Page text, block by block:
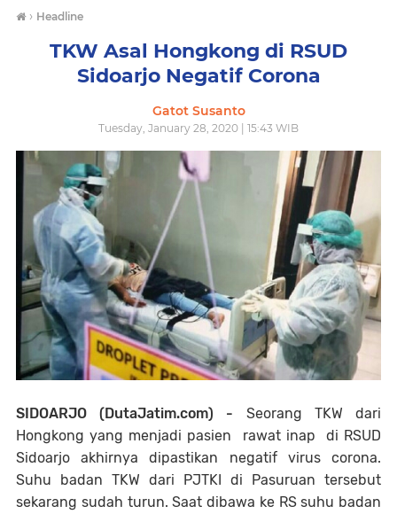
› Headline
TKW Asal Hongkong di RSUD
Sidoarjo Negatif Corona
Gatot Susanto
Tuesday, January 28, 2020 | 15:43 WIB
SIDOARJO (DutaJatim.com) - Seorang TKW dari
Hongkong yang menjadi pasien rawat inap di RSUD
Sidoarjo akhirnya dipastikan negatif virus corona.
Suhu badan TKW dari PJTKI di Pasuruan tersebut
sekarang sudah turun. Saat dibawa ke RS suhu badan